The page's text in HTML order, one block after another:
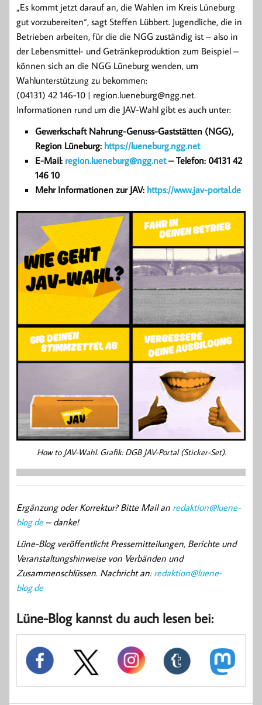
„Es kommt jetzt darauf an, die Wahlen im Kreis Lüneburg
gut vorzubereiten“, sagt Steffen Lübbert. Jugendliche, die in
Betrieben arbeiten, für die die NGG zuständig ist – also in
der Lebensmittel- und Getränkeproduktion zum Beispiel –
können sich an die NGG Lüneburg wenden, um
Wahlunterstützung zu bekommen:
(04131) 42 146-10 | region.lueneburg@ngg.net.
Informationen rund um die JAV-Wahl gibt es auch unter:
Gewerkschaft Nahrung-Genuss-Gaststätten (NGG),
Region Lüneburg: https://lueneburg.ngg.net
E-Mail: region.lueneburg@ngg.net– Telefon: 04131 42
146 10
Mehr Informationen zur JAV: https://www.jav-portal.de
How to JAV-Wahl. Grafik: DGB JAV-Portal (Sticker-Set).
Ergänzung oder Korrektur? Bitte Mail an redaktion@luene-
blog.de– danke!
Lüne-Blog veröffentlicht Pressemitteilungen, Berichte und
Veranstaltungshinweise von Verbänden und
Zusammenschlüssen. Nachricht an: redaktion@luene-
blog.de
Lüne-Blog kannst du auch lesen bei: